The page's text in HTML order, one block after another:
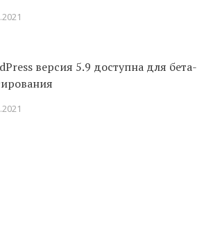
версия 5.9 доступна для бета-